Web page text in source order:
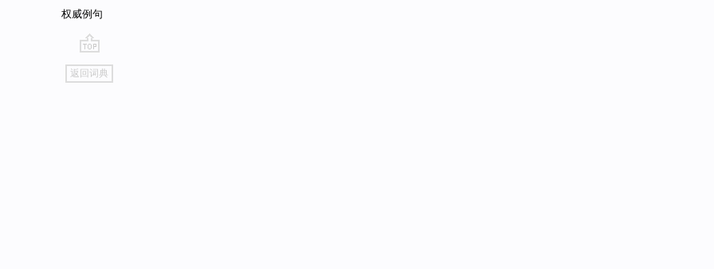
权威例句
go
top
返回词典